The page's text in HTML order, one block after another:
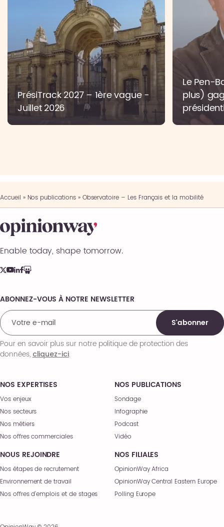
PrésiTrack 2027 – 1ère vague -
Juillet 2026
Le Pen-
plus)
Accueil » Nos publications» Observatoire – Les Français et la mobilité
Enable today, shape tomorrow.
NOS EXPERTISES
Vos enjeux
Nos secteurs
Nos métiers
Nos offres commerciales
NOS PUBLICATIONS
Sondage
Infographie
Podcast
Vidéo
NOUS REJOINDRE
Nos étapes de recrutement
Environnement de travail
Nos offres d’emplois et de stages
NOS FILIALES
OpinionWay Africa
OpinionWay Central Eastern Europe
Polling Europe
Comments
ABONNEZ-VOUS À NOTRE NEWSLETTER
S'abonner
Pour en savoir plus sur notre politique de protection des
données,cliquez-ici.